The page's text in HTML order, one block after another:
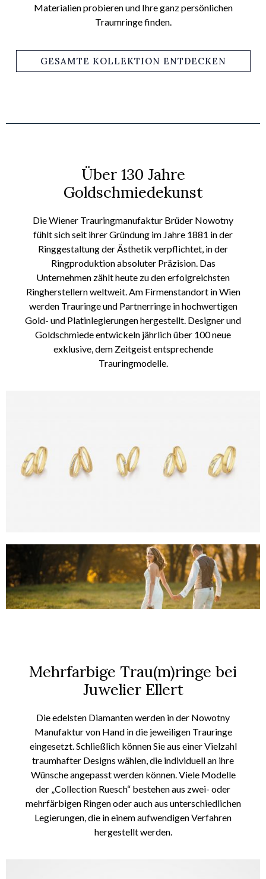
Materialien probieren und Ihre ganz persönlichen
Traumringe finden.
GESAMTE KOLLEKTION ENTDECKEN
Über 130 Jahre
Goldschmiedekunst
Die Wiener Trauringmanufaktur Brüder Nowotny
fühlt sich seit ihrer Gründung im Jahre 1881 in der
Ringgestaltung der Ästhetik verpflichtet, in der
Ringproduktion absoluter Präzision. Das
Unternehmen zählt heute zu den erfolgreichsten
Ringherstellern weltweit. Am Firmenstandort in Wien
werden Trauringe und Partnerringe in hochwertigen
Gold- und Platinlegierungen hergestellt. Designer und
Goldschmiedeentwickeln jährlich über 100 neue
exklusive, dem Zeitgeist entsprechende
Trauringmodelle.
Mehrfarbige Trau(m)ringe bei
Juwelier Ellert
Die edelsten Diamantenwerden in der Nowotny
Manufaktur von Hand in die jeweiligen Trauringe
eingesetzt. Schließlich können Sie aus einer Vielzahl
traumhafter Designs wählen , die individuell an ihre
Wünsche angepasst werden können. Viele Modelle
der „Collection Ruesch“ bestehen aus zwei- oder
mehrfärbigen Ringen oder auch aus unterschiedlichen
Legierungen , die in einem aufwendigen Verfahren
hergestellt werden.